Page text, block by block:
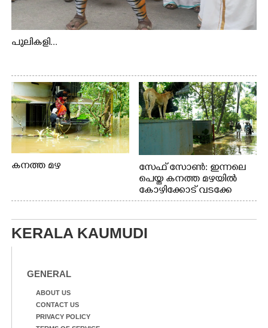
പുലികളി...
കനത്ത മഴ
സേഫ് സോൺ: ഇന്നലെ
പെയ്ത കനത്ത മഴയിൽ
കോഴിക്കോട് വടക്കേ
വയലിൽ വെള്ളം
വെള്ളത്തിലൂടെ
KERALA KAUMUDI
GENERAL
ABOUT US
CONTACT US
PRIVACY POLICY